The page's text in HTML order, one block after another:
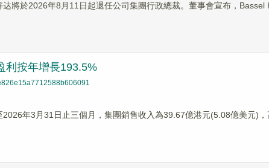
达將於2026年8月11日起退任公司集團行政總裁。董事會宣布，
利按年增長193.5%​
2026年3月31日止三個月，集團銷售收入為39.67億港元(5.08億美元)